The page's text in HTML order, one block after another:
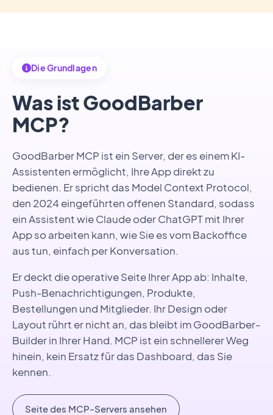
Die Grundlagen
Was ist GoodBarber
MCP?
GoodBarber MCP ist ein Server, der es einem KI-
Assistenten ermöglicht, Ihre App direkt zu
bedienen. Er spricht das Model Context Protocol,
den 2024 eingeführten offenen Standard, sodass
ein Assistent wie Claude oder ChatGPT mit Ihrer
App so arbeiten kann, wie Sie es vom Backoffice
aus tun, einfach per Konversation.
Er deckt die operative Seite Ihrer App ab: Inhalte,
Push-Benachrichtigungen, Produkte,
Bestellungen und Mitglieder. Ihr Design oder
Layout rührt er nicht an, das bleibt im GoodBarber-
Builder in Ihrer Hand. MCP ist ein schnellerer Weg
hinein, kein Ersatz für das Dashboard, das Sie
kennen.
Seite des MCP-Servers ansehen